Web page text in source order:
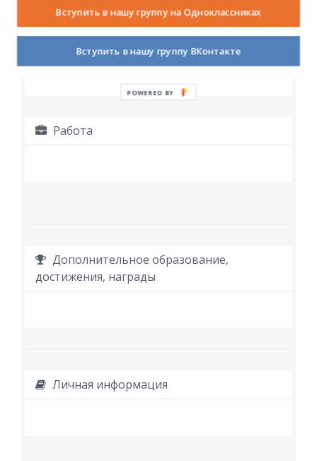
Образование
Работа
Дополнительное образование,
достижения, награды
Личная информация
Вступить в нашу группу на Одноклассниках
Вступить в нашу группу ВКонтакте
POWERED BY